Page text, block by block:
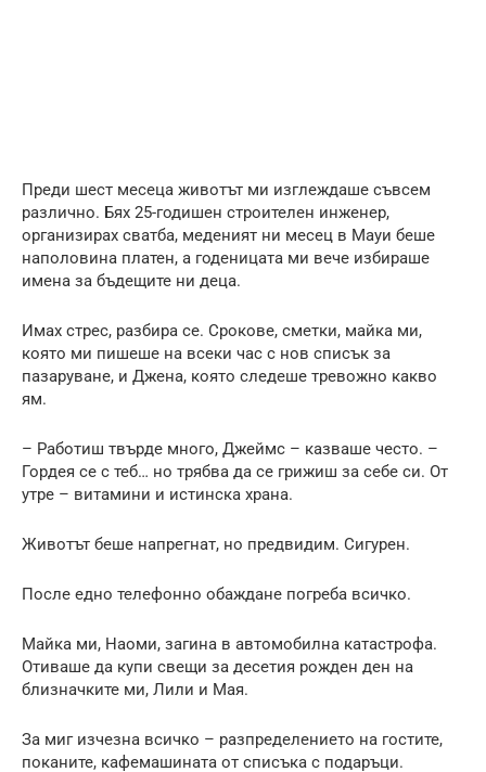
Преди шест месеца животът ми изглеждаше съвсем
различно. Бях 25-годишен строителен инженер,
организирах сватба, меденият ни месец в Мауи беше
наполовина платен, а годеницата ми вече избираше
имена за бъдещите ни деца.
Имах стрес, разбира се. Срокове, сметки, майка ми,
която ми пишеше на всеки час с нов списък за
пазаруване, и Джена, която следеше тревожно какво
ям.
– Работиш твърде много, Джеймс – казваше често. –
Гордея се с теб… но трябва да се грижиш за себе си. От
утре – витамини и истинска храна.
Животът беше напрегнат, но предвидим. Сигурен.
После едно телефонно обаждане погреба всичко.
Майка ми, Наоми, загина в автомобилна катастрофа.
Отиваше да купи свещи за десетия рожден ден на
близначките ми, Лили и Мая.
За миг изчезна всичко – разпределението на гостите,
поканите, кафемашината от списъка с подаръци.